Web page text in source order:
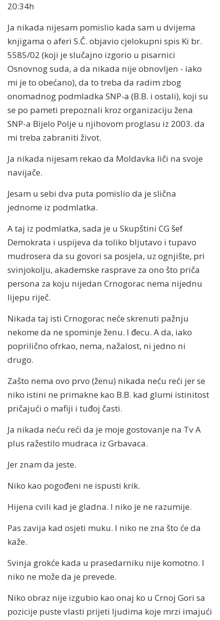
20:34h
Ja nikada nijesam pomislio kada sam u dvijema
knjigama o aferi S.Č. objavio cjelokupni spis Ki br.
5585/02 (koji je slučajno izgorio u pisarnici
Osnovnog suda, a da nikada nije obnovljen - iako
mi je to obećano), da to treba da radim zbog
onomadnog podmladka SNP-a (B.B. i ostali), koji su
se po pameti prepoznali kroz organizaciju žena
SNP-a Bijelo Polje u njihovom proglasu iz 2003. da
mi treba zabraniti život.
Ja nikada nijesam rekao da Moldavka liči na svoje
navijače.
Jesam u sebi dva puta pomislio da je slična
jednome iz podmlatka.
A taj iz podmlatka, sada je u Skupštini CG šef
Demokrata i uspijeva da toliko bljutavo i tupavo
mudrosera da su govori sa posjela, uz ognjište, pri
svinjokolju, akademske rasprave za ono što priča
persona za koju nijedan Crnogorac nema nijednu
lijepu riječ.
Nikada taj isti Crnogorac neće skrenuti pažnju
nekome da ne spominje ženu. I đecu. A da, iako
poprilično ofrkao, nema, nažalost, ni jedno ni
drugo.
Zašto nema ovo prvo (ženu) nikada neću reći jer se
niko istini ne primakne kao B.B. kad glumi istinitost
pričajući o mafiji i tuđoj časti.
Ja nikada neću reći da je moje gostovanje na Tv A
plus ražestilo mudraca iz Grbavaca.
Jer znam da jeste.
Niko kao pogođeni ne ispusti krik.
Hijena cvili kad je gladna. I niko je ne razumije.
Pas zavija kad osjeti muku. I niko ne zna što će da
kaže.
Svinja grokće kada u prasedarniku nije komotno. I
niko ne može da je prevede.
Niko obraz nije izgubio kao onaj ko u Crnoj Gori sa
pozicije puste vlasti prijeti ljudima koje mrzi imajući